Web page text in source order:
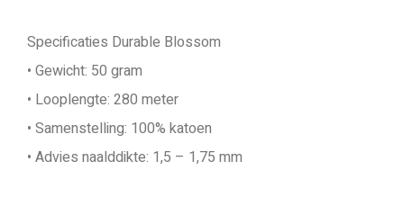
Specificaties Durable Blossom
• Gewicht: 50 gram
• Looplengte: 280 meter
• Samenstelling: 100% katoen
• Advies naalddikte: 1,5 – 1,75 mm